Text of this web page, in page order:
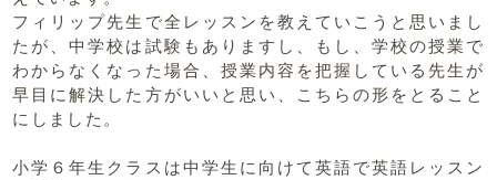
フィリップ先生で全レッスンを教えていこうと思いまし
たが、中学校は試験もありますし、もし、学校の授業で
わからなくなった場合、授業内容を把握している先生が
早目に解決した方がいいと思い、こちらの形をとること
にしました。
小学６年生クラスは中学生に向けて英語で英語レッスン